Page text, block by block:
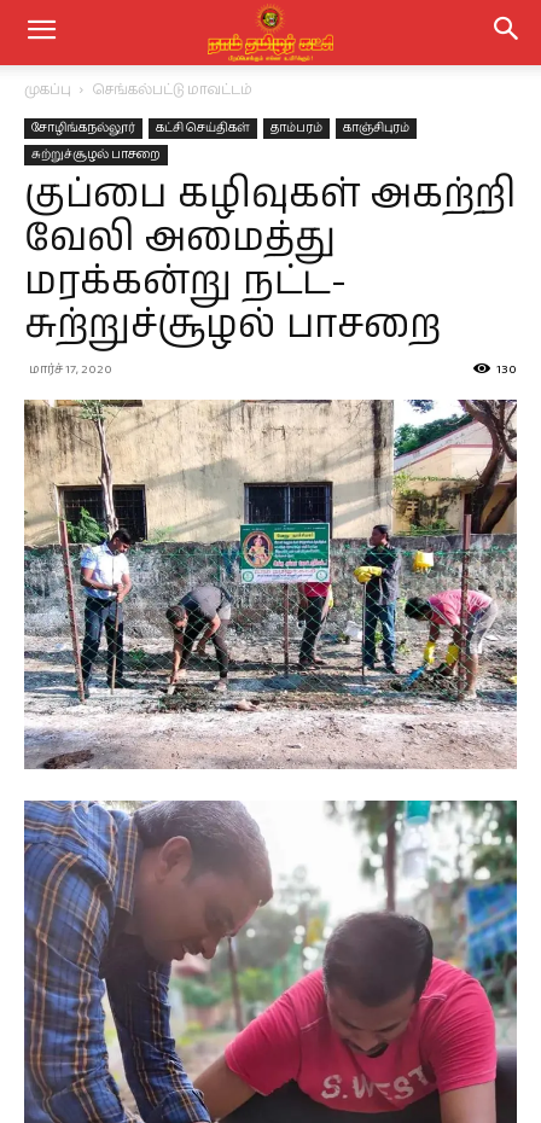
முகப்பு செங்கல்பட்டு மாவட்டம்
சோழிங்கநல்லூர் கட்சி செய்திகள் தாம்பரம்
காஞ்சிபுரம்
சுற்றுச்சூழல் பாசறை
குப்பை கழிவுகள் அகற்றி
வேலி அமைத்து
மரக்கன்று நட்ட-
சுற்றுச்சூழல் பாசறை
மார்ச் 17, 2020 130